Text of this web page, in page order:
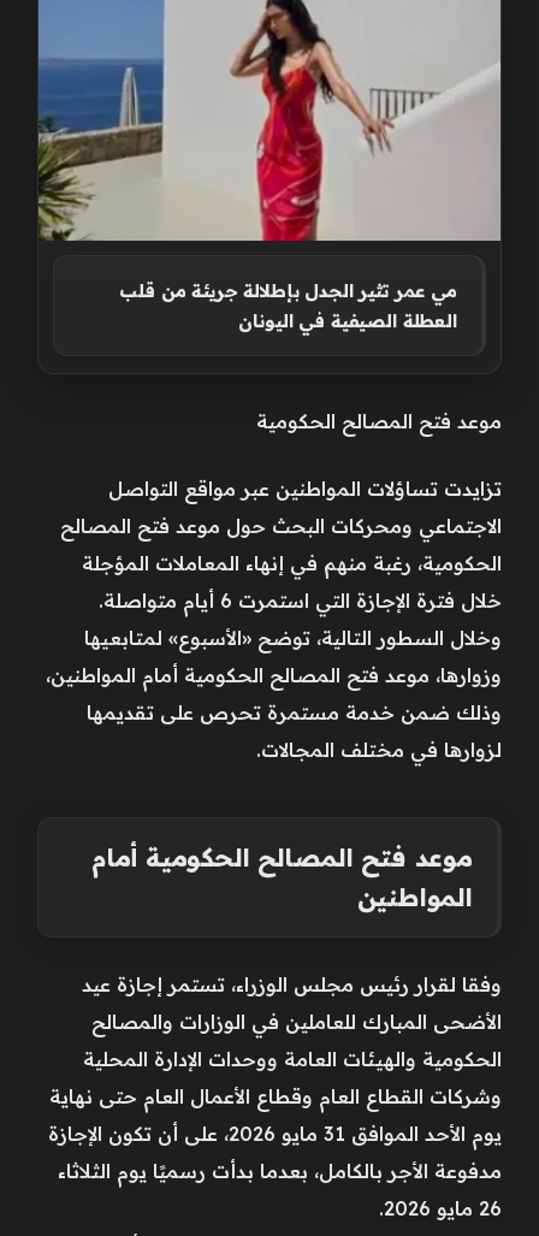
مي عمر تثير الجدل بإطلالة جريئة من قلب
العطلة الصيفية في اليونان
موعد فتح المصالح الحكومية
تزايدت تساؤلات المواطنين عبر مواقع التواصل
الاجتماعي ومحركات البحث حول موعد فتح المصالح
الحكومية، رغبة منهم في إنهاء المعاملات المؤجلة
خلال فترة الإجازة التي استمرت 6 أيام متواصلة.
وخلال السطور التالية، توضح «الأسبوع» لمتابعيها
وزوارها، موعد فتح المصالح الحكومية أمام المواطنين،
وذلك ضمن خدمة مستمرة تحرص على تقديمها
لزوارها في مختلف المجالات.
موعد فتح المصالح الحكومية أمام
المواطنين
وفقا لقرار رئيس مجلس الوزراء، تستمر إجازة عيد
الأضحى المبارك للعاملين في الوزارات والمصالح
الحكومية والهيئات العامة ووحدات الإدارة المحلية
وشركات القطاع العام وقطاع الأعمال العام حتى نهاية
يوم الأحد الموافق 31 مايو 2026، على أن تكون الإجازة
مدفوعة الأجر بالكامل، بعدما بدأت رسميًا يوم الثلاثاء
26 مايو 2026.